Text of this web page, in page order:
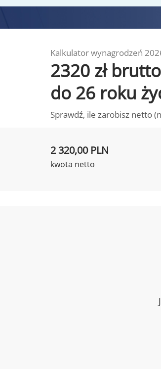
Kalkulator wynagrodzeń
2320 zł
do 26 roku
Sprawdź, ile zarobisz netto
2 320,00 PLN
kwota netto